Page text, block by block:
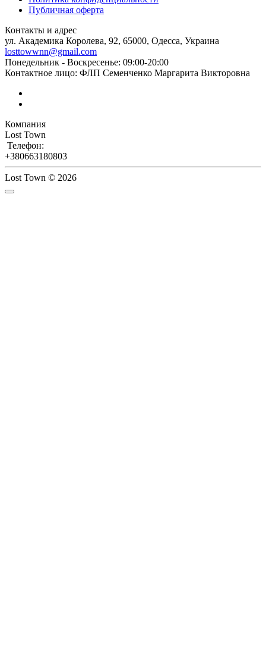
Публичная оферта
Контакты и адрес
ул. Академика Королева, 92, 65000, Одесса, Украина
losttowwnn@gmail.com
Понедельник - Воскресенье: 09:00-20:00
Контактное лицо: ФЛП Семенченко Маргарита Викторовна
Компания
Lost Town
Телефон:
+380663180803
Lost Town © 2026